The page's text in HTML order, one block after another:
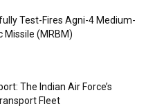
Test-Fires Agni-4 Medium-
Missile (MRBM)
The Indian Air Force’s
Fleet